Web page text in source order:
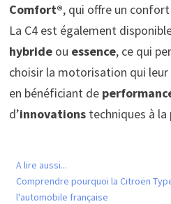
Comfort®, qui offre un
La C4 est également
hybrideou essence, ce qui
choisir la motorisation qui
en bénéficiant de
d’innovationstechniques à la
A lire aussi...
Comprendre pourquoi la Citroën
l'automobile française